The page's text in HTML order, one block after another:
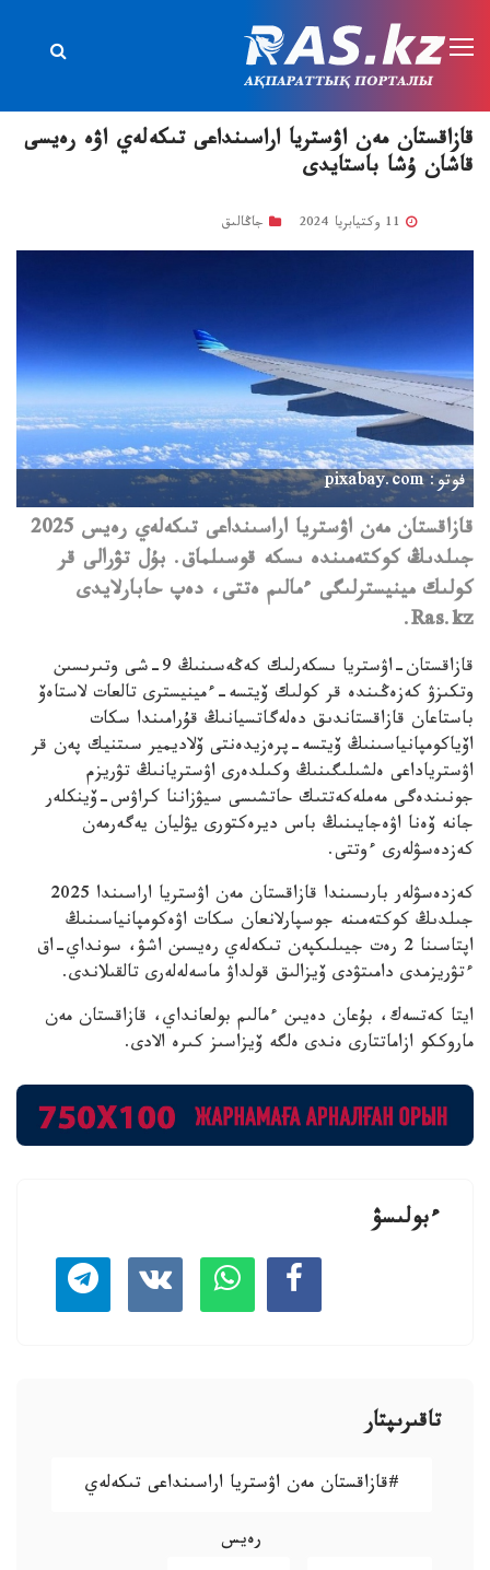
قازاقستان مەن اۋستريا اراسىنداعى تىكەلەي اۋە رەيسى
قاشان ۇشا باستايدى
جاڭالىق
فوتو: pixabay.com
قازاقستان مەن اۋستريا اراسىنداعى تىكەلەي رەيس 2025
جىلدىڭ كوكتەمىندە ىسكە قوسىلماق. بۇل تۋرالى قر
كولىك مينيسترلىگى ءمالىم ەتتى، دەپ حابارلايدى
Ras.kz.
قازاقستان-اۋستريا ىسكەرلىك كەڭەسىنىڭ 9-شى وتىرىسىن
وتكىزۋ كەزەڭىندە قر كولىك ۆيتسە-ءمينيسترى تالعات لاستاەۆ
باستاعان قازاقستاندىق دەلەگاتسيانىڭ قۇرامىندا سكات
اۆياكومپانياسىنىڭ ۆيتسە-پرەزيدەنتى ۆلاديمير سىتنيك پەن قر
اۋسترياداعى ەلشىلىگىنىڭ وكىلدەرى اۋستريانىڭ تۋريزم
جونىندەگى مەملەكەتتىك حاتشىسى سيۋزاننا كراۋس-ۆينكلەر
جانە ۆەنا اۋەجايىنىڭ باس ديرەكتورى يۋليان يەگەرمەن
كەزدەسۋلەرى ءوتتى.
كەزدەسۋلەر بارىسىندا قازاقستان مەن اۋستريا اراسىندا 2025
جىلدىڭ كوكتەمىنە جوسپارلانعان سكات اۋەكومپانياسىنىڭ
اپتاسىنا 2 رەت جيىلىكپەن تىكەلەي رەيسىن اشۋ، سونداي-اق
ءتۋريزمدى دامىتۋدى ۆيزالىق قولداۋ ماسەلەلەرى تالقىلاندى.
ايتا كەتسەك، بۇعان دەيىن ءمالىم بولعانداي، قازاقستان مەن
ماروككو ازاماتتارى ەندى ەلگە ۆيزاسىز كىرە الادى.
ءبولىسۋ
تاقىرىپتار
#قازاقستان مەن اۋستريا اراسىنداعى تىكەلەي
رەيس